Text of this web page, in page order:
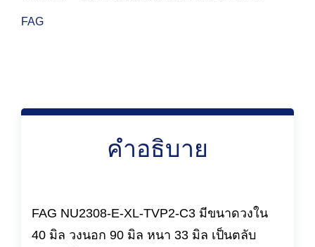
FAG
คำอธิบาย
FAG NU2308-E-XL-TVP2-C3 มีขนาดวงใน
40 มิล วงนอก 90 มิล หนา 33 มิล เป็นตลับ